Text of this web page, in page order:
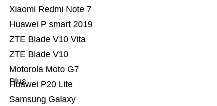
Samsung Galaxy
Huawei P20 Lite
Motorola Moto G7
Plus
ZTE Blade V10
ZTE Blade V10 Vita
Huawei P smart 2019
Xiaomi Redmi Note 7